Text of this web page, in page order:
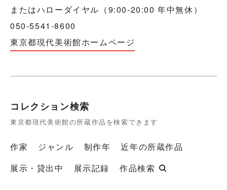
またはハローダイヤル（9:00-20:00 年中無休）
050-5541-8600
東京都現代美術館ホームページ
コレクション検索
東京都現代美術館の所蔵作品を検索できます
作家 ジャンル 制作年
近年の所蔵作品
展示・貸出中
展示記録 作品検索